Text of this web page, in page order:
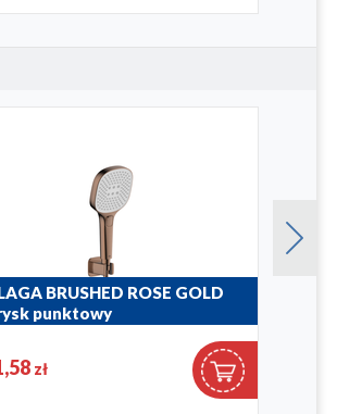
BRUSHED ROSE GOLD
punktowy
zł